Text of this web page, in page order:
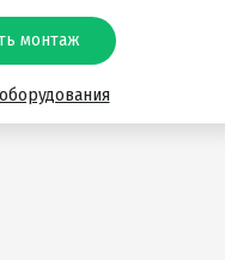
монтаж